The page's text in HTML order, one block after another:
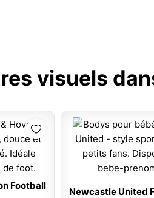
visuels
Football
Newcastle United